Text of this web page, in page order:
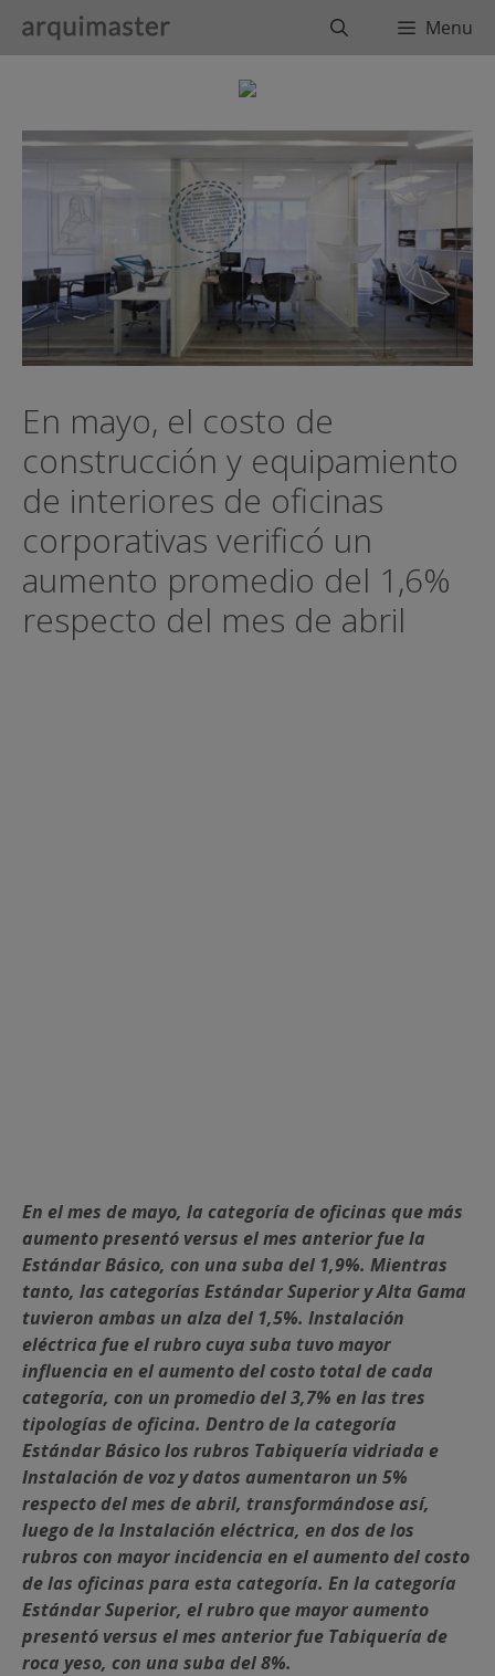
BuscarMenu
En mayo, el costo de
construcción y equipamiento
de interiores de oficinas
corporativas verificó un
aumento promedio del 1,6%
respecto del mes de abril
En el mes de mayo, la categoría de oficinas que más
aumento presentó versus el mes anterior fue la
Estándar Básico, con una suba del 1,9%. Mientras
tanto, las categorías Estándar Superior y Alta Gama
tuvieron ambas un alza del 1,5%. Instalación
eléctrica fue el rubro cuya suba tuvo mayor
influencia en el aumento del costo total de cada
categoría, con un promedio del 3,7% en las tres
tipologías de oficina. Dentro de la categoría
Estándar Básico los rubros Tabiquería vidriada e
Instalación de voz y datos aumentaron un 5%
respecto del mes de abril, transformándose así,
luego de la Instalación eléctrica, en dos de los
rubros con mayor incidencia en el aumento del costo
de las oficinas para esta categoría. En la categoría
Estándar Superior, el rubro que mayor aumento
presentó versus el mes anterior fue Tabiquería de
roca yeso, con una suba del 8%.